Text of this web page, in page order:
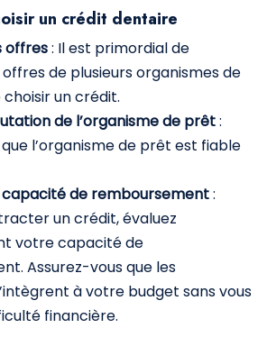
un crédit dentaire
offres: Il est primordial de
de plusieurs organismes de
un crédit.
de l’organisme de prêt:
l’organisme de prêt est fiable
capacité de remboursement:
un crédit, évaluez
votre capacité de
Assurez-vous que les
à votre budget sans vous
financière.